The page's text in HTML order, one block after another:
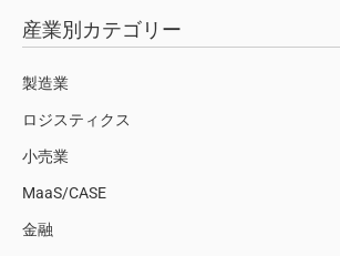
産業別カテゴリー
製造業
ロジスティクス
小売業
MaaS/CASE
金融